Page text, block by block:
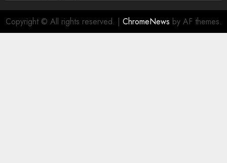
Copyright © All rights reserved. | ChromeNews by AF themes.